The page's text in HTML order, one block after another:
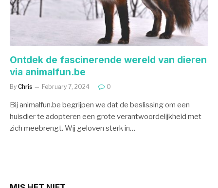
Ontdek de fascinerende wereld van dieren
via animalfun.be
By Chris February 7, 2024 0
Bij animalfun.be begrijpen we dat de beslissing om een
huisdier te adopteren een grote verantwoordelijkheid met
zich meebrengt. Wij geloven sterk in…